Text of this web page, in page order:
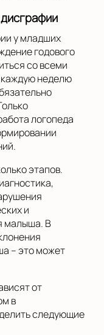
у младших
годового
со всеми
неделю
логопеда
этапов.
и
малыша. В
– это может
от
в
следующие